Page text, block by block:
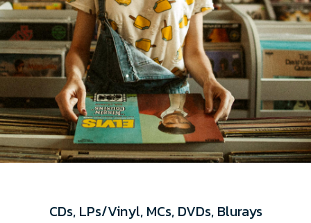
CDs, LPs/Vinyl, MCs, DVDs, Blurays